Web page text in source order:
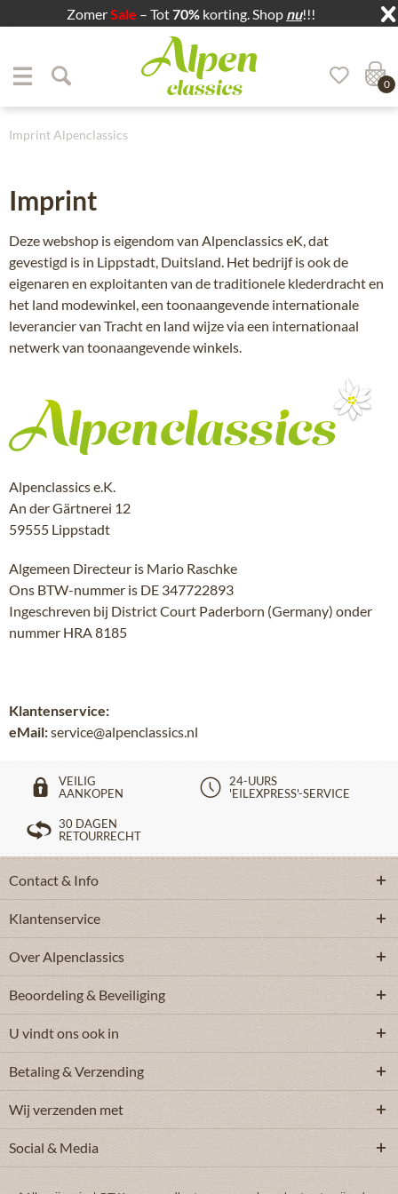
ZomerSale – Tot70% korting. Shop nu!!!
Zum Hauptbereich springen
0
Imprint Alpenclassics
Imprint
Deze webshop is eigendom van Alpenclassics eK, dat
gevestigd is in Lippstadt, Duitsland. Het bedrijf is ook de
eigenaren en exploitanten van de traditionele klederdracht en
het land modewinkel, een toonaangevende internationale
leverancier van Tracht en land wijze via een internationaal
netwerk van toonaangevende winkels.
Alpenclassics e.K.
An der Gärtnerei 12
59555 Lippstadt
Algemeen Directeur is Mario Raschke
Ons BTW-nummer is DE 347722893
Ingeschreven bij District Court Paderborn (Germany) onder
nummer HRA 8185
Klantenservice:
eMail:service@alpenclassics.nl
VEILIG
AANKOPEN
24-UURS
'EILEXPRESS'-SERVICE
30 DAGEN
RETOURRECHT
Contact & Info
Klantenservice
Over Alpenclassics
Beoordeling & Beveiliging
U vindt ons ook in
Betaling & Verzending
Wij verzenden met
Social & Media